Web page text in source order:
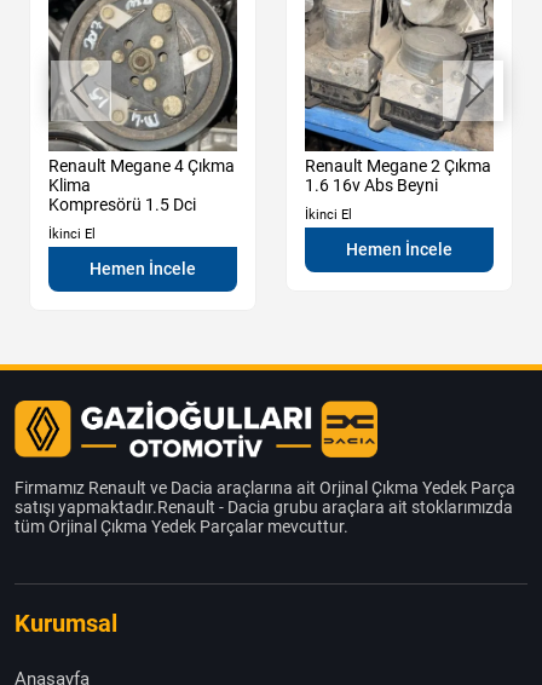
Renault Megane 4 Çıkma
Klima
Kompresörü 1.5 Dci
İkinci El
Hemen İncele
Renault Megane 2 Çıkma
1.6 16v Abs Beyni
İkinci El
Hemen İncele
Firmamız Renault ve Dacia araçlarına ait Orjinal Çıkma Yedek Parça
satışı yapmaktadır.Renault - Dacia grubu araçlara ait stoklarımızda
tüm Orjinal Çıkma Yedek Parçalar mevcuttur.
Kurumsal
Anasayfa